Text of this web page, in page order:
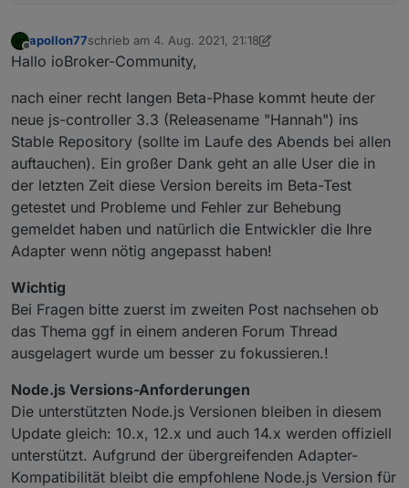
Offline
apollon77schrieb am 4. Aug. 2021, 21:18
zuletzt editiert von apollon77
Hallo ioBroker-Community,
nach einer recht langen Beta-Phase kommt heute der
neue js-controller 3.3 (Releasename "Hannah") ins
Stable Repository (sollte im Laufe des Abends bei allen
auftauchen). Ein großer Dank geht an alle User die in
der letzten Zeit diese Version bereits im Beta-Test
getestet und Probleme und Fehler zur Behebung
gemeldet haben und natürlich die Entwickler die Ihre
Adapter wenn nötig angepasst haben!
Wichtig
Bei Fragen bitte zuerst im zweiten Post nachsehen ob
das Thema ggf in einem anderen Forum Thread
ausgelagert wurde um besser zu fokussieren.!
Node.js Versions-Anforderungen
Die unterstützten Node.js Versionen bleiben in diesem
Update gleich: 10.x, 12.x und auch 14.x werden offiziell
unterstützt. Aufgrund der übergreifenden Adapter-
Kompatibilität bleibt die empfohlene Node.js Version für